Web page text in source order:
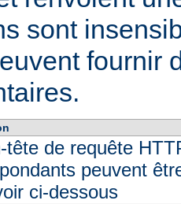
sont
fournir
tête de requête
peuvent
ci-dessous